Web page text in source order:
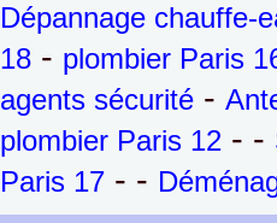
Dépannage chauffe-
18 - plombier Paris
agents sécurité -
plombier Paris 12 - -
Paris 17 - -